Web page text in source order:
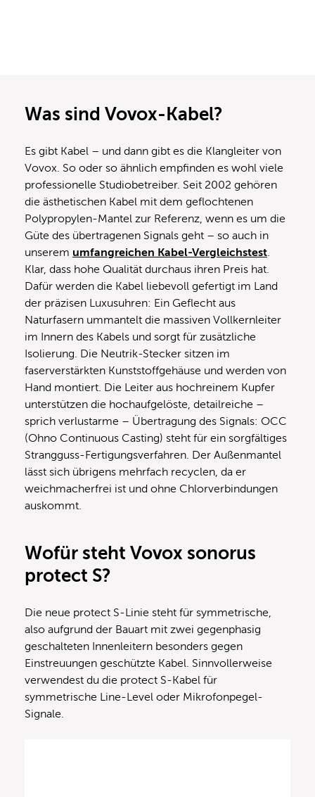
Was sind Vovox-Kabel?
Es gibt Kabel – und dann gibt es die Klangleiter von
Vovox. So oder so ähnlich empfinden es wohl viele
professionelle Studiobetreiber. Seit 2002 gehören
die ästhetischen Kabel mit dem geflochtenen
Polypropylen-Mantel zur Referenz, wenn es um die
Güte des übertragenen Signals geht – so auch in
unserem umfangreichen Kabel-Vergleichstest.
Klar, dass hohe Qualität durchaus ihren Preis hat.
Dafür werden die Kabel liebevoll gefertigt im Land
der präzisen Luxusuhren: Ein Geflecht aus
Naturfasern ummantelt die massiven Vollkernleiter
im Innern des Kabels und sorgt für zusätzliche
Isolierung. Die Neutrik-Stecker sitzen im
faserverstärkten Kunststoffgehäuse und werden von
Hand montiert. Die Leiter aus hochreinem Kupfer
unterstützen die hochaufgelöste, detailreiche –
sprich verlustarme – Übertragung des Signals: OCC
(Ohno Continuous Casting) steht für ein sorgfältiges
Strangguss-Fertigungsverfahren. Der Außenmantel
lässt sich übrigens mehrfach recyclen, da er
weichmacherfrei ist und ohne Chlorverbindungen
auskommt.
Wofür steht Vovox sonorus
protect S?
Die neue protect S-Linie steht für symmetrische,
also aufgrund der Bauart mit zwei gegenphasig
geschalteten Innenleitern besonders gegen
Einstreuungen geschützte Kabel. Sinnvollerweise
verwendest du die protect S-Kabel für
symmetrische Line-Level oder Mikrofonpegel-
Signale.